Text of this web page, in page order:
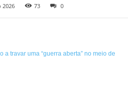
2026 73 0